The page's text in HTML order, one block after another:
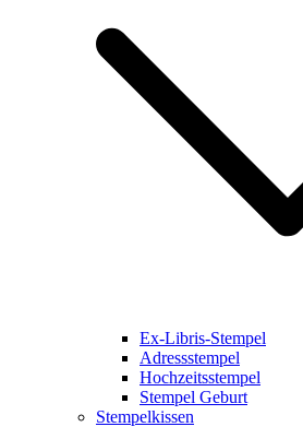
Ex-Libris-Stempel
Adressstempel
Hochzeitsstempel
Stempel Geburt
Stempelkissen